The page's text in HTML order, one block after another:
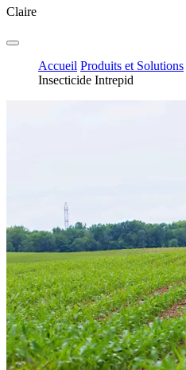
Claire
Accueil Produits et Solutions
Insecticide Intrepid